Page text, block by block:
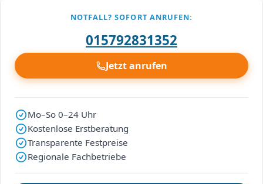
NOTFALL? SOFORT ANRUFEN:
015792831352
Jetzt anrufen
Mo–So 0–24 Uhr
Kostenlose Erstberatung
Transparente Festpreise
Regionale Fachbetriebe